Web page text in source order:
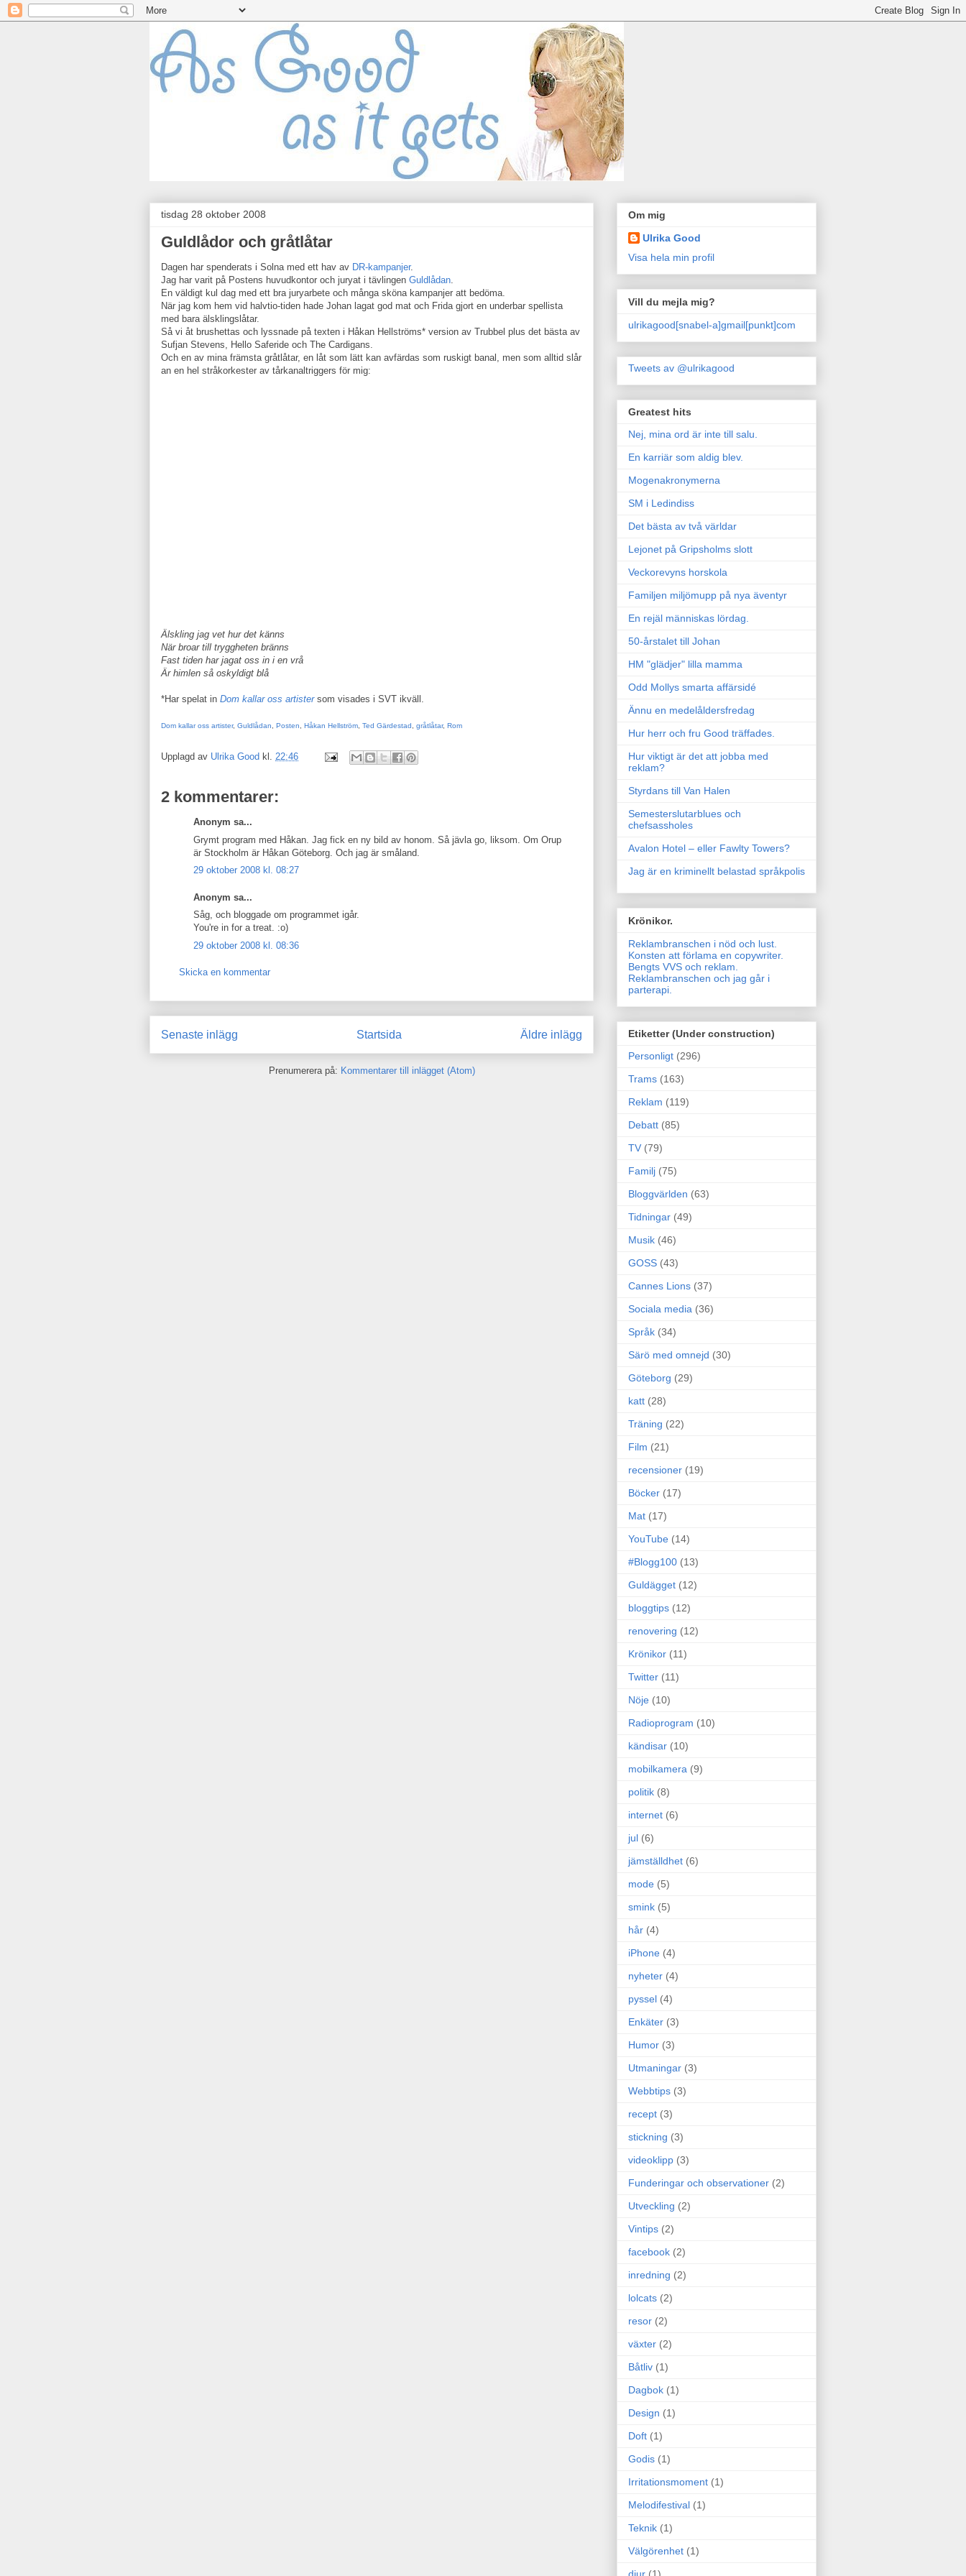
tisdag 28 oktober 2008
Guldlådor och gråtlåtar
Dagen har spenderats i Solna med ett hav av DR-kampanjer.
Jag har varit på Postens huvudkontor och juryat i tävlingen Guldlådan.
En väldigt kul dag med ett bra juryarbete och många sköna kampanjer att bedöma.
När jag kom hem vid halvtio-tiden hade Johan lagat god mat och Frida gjort en underbar spellista
med bara älsklingslåtar.
Så vi åt brushettas och lyssnade på texten i Håkan Hellströms* version av Trubbel plus det bästa av
Sufjan Stevens, Hello Saferide och The Cardigans.
Och en av mina främsta gråtlåtar, en låt som lätt kan avfärdas som ruskigt banal, men som alltid slår
an en hel stråkorkester av tårkanaltriggers för mig:
Älskling jag vet hur det känns
När broar till tryggheten bränns
Fast tiden har jagat oss in i en vrå
Är himlen så oskyldigt blå
*Har spelat in Dom kallar oss artistersom visades i SVT ikväll.
Dom kallar oss artister, Guldlådan Posten Håkan Hellström Ted Gärdestad gråtlåtar, Rom
Upplagd av Ulrika Good kl. 22:46
2 kommentarer:
Anonym sa...
Grymt program med Håkan. Jag fick en ny bild av honom. Så jävla go, liksom. Om Orup
är Stockholm är Håkan Göteborg. Och jag är småland.
29 oktober 2008 kl. 08:27
Anonym sa...
Såg, och bloggade om programmet igår.
You're in for a treat. :o)
29 oktober 2008 kl. 08:36
Skicka en kommentar
Senaste inlägg Äldre inlägg
Startsida
Prenumerera på: Kommentarer till inlägget (Atom)
Om mig
Ulrika Good
Visa hela min profil
Vill du mejla mig?
ulrikagood[snabel-a]gmail[punkt]com
Tweets av @ulrikagood
Greatest hits
Nej, mina ord är inte till salu.
En karriär som aldig blev.
Mogenakronymerna
SM i Ledindiss
Det bästa av två världar
Lejonet på Gripsholms slott
Veckorevyns horskola
Familjen miljömupp på nya äventyr
En rejäl människas lördag.
50-årstalet till Johan
HM "glädjer" lilla mamma
Odd Mollys smarta affärsidé
Ännu en medelåldersfredag
Hur herr och fru Good träffades.
Hur viktigt är det att jobba med
reklam?
Styrdans till Van Halen
Semesterslutarblues och
chefsassholes
Avalon Hotel – eller Fawlty Towers?
Jag är en kriminellt belastad språkpolis
Krönikor.
Reklambranschen i nöd och lust.
Konsten att förlama en copywriter.
Bengts VVS och reklam.
Reklambranschen och jag går i
parterapi.
Etiketter (Under construction)
Personligt (296)
Trams (163)
Reklam (119)
Debatt (85)
TV (79)
Familj (75)
Bloggvärlden (63)
Tidningar (49)
Musik (46)
GOSS (43)
Cannes Lions (37)
Sociala media (36)
Språk (34)
Särö med omnejd (30)
Göteborg (29)
katt (28)
Träning (22)
Film (21)
recensioner (19)
Böcker (17)
Mat (17)
YouTube (14)
#Blogg100 (13)
Guldägget (12)
bloggtips (12)
renovering (12)
Krönikor (11)
Twitter (11)
Nöje (10)
Radioprogram (10)
kändisar (10)
mobilkamera (9)
politik (8)
internet (6)
jul (6)
jämställdhet (6)
mode (5)
smink (5)
hår (4)
iPhone (4)
nyheter (4)
pyssel (4)
Enkäter (3)
Humor (3)
Utmaningar (3)
Webbtips (3)
recept (3)
stickning (3)
videoklipp (3)
Funderingar och observationer (2)
Utveckling (2)
Vintips (2)
facebook (2)
inredning (2)
lolcats (2)
resor (2)
växter (2)
Båtliv (1)
Dagbok (1)
Design (1)
Doft (1)
Godis (1)
Irritationsmoment (1)
Melodifestival (1)
Teknik (1)
Välgörenhet (1)